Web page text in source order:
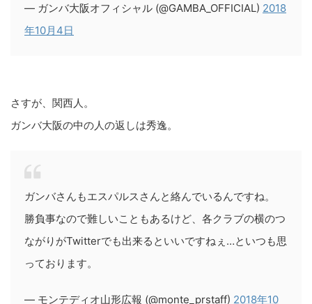
— ガンバ大阪オフィシャル (@GAMBA_OFFICIAL) 2018
年10月4日
さすが、関西人。
ガンバ大阪の中の人の返しは秀逸。
ガンバさんもエスパルスさんと絡んでいるんですね。
勝負事なので難しいこともあるけど、各クラブの横のつ
ながりがTwitterでも出来るといいですねぇ…といつも思
っております。
— モンテディオ山形広報 (@monte_prstaff) 2018年10